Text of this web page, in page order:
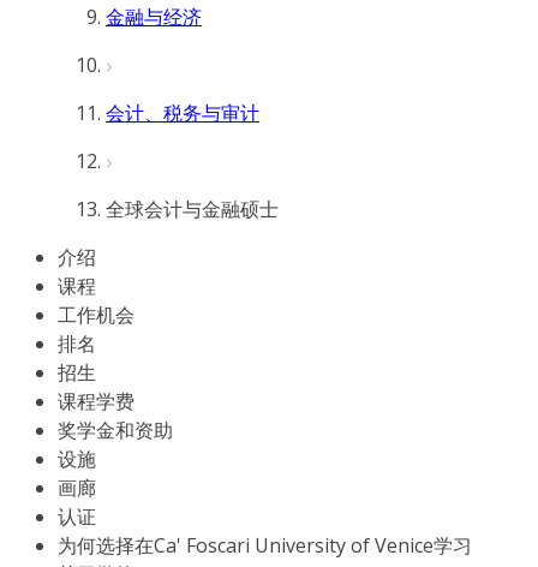
金融与经济
会计、税务与审计
全球会计与金融硕士
介绍
课程
工作机会
排名
招生
课程学费
奖学金和资助
设施
画廊
认证
为何选择在Ca' Foscari University of Venice学习